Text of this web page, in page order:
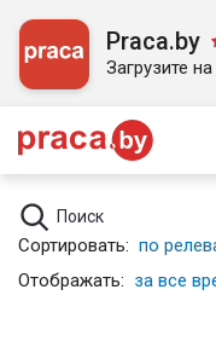
Praca.by
Загрузите
Поиск
Сортировать: по
Отображать: за все